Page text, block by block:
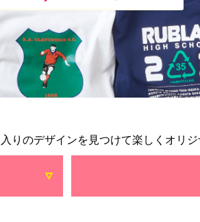
りのデザインを見つけて楽しくオリ